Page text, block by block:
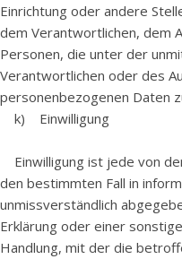
Einrichtung oder andere
dem Verantwortlichen, dem
Personen, die unter der
Verantwortlichen oder des
personenbezogenen Daten
k) Einwilligung
Einwilligung ist jede von
den bestimmten Fall in
unmissverständlich
Erklärung oder einer
Handlung, mit der die